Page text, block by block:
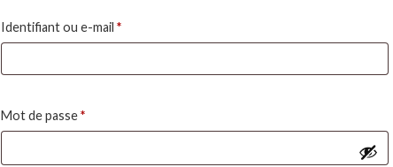
Identifiant ou e-mail *Obligatoire
Mot de passe*Obligatoire